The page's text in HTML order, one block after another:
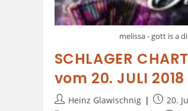
melissa - gott is a
SCHLAGER
vom 20. JULI 2018
Heinz Glawischnig
20.